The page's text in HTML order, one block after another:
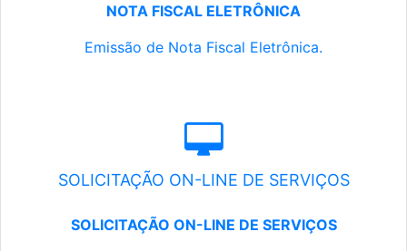
NOTA FISCAL ELETRÔNICA
Emissão de Nota Fiscal Eletrônica.
SOLICITAÇÃO ON-LINE DE SERVIÇOS
SOLICITAÇÃO ON-LINE DE SERVIÇOS